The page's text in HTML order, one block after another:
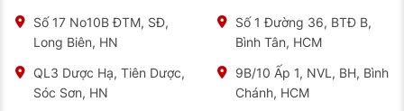
Được sản xuất từ ​​vật liệu cao cấp, kết hợp với quy
trình kiểm tra nghiêm ngặt, đảm bảo tuổi thọ lâu dài
và khả năng chống mòn tốt.
Ít bị hư hỏng do va đập hay các tác nhân ngoại lực,
giúp tiết kiệm chi phí thay thế lốp xe.
Số 17 No10B ĐTM, SĐ,
Long Biên, HN
QL3 Dược Hạ, Tiên Dược,
Sóc Sơn, HN
Số 1 Đường 36, BTĐ B,
Bình Tân, HCM
9B/10 Ấp 1, NVL, BH, Bình
Chánh, HCM